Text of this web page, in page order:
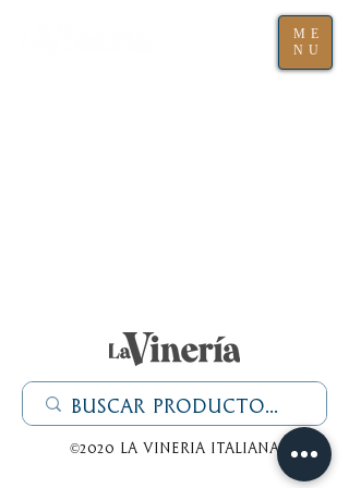
ME
NU
©2020 La Vineria italiana